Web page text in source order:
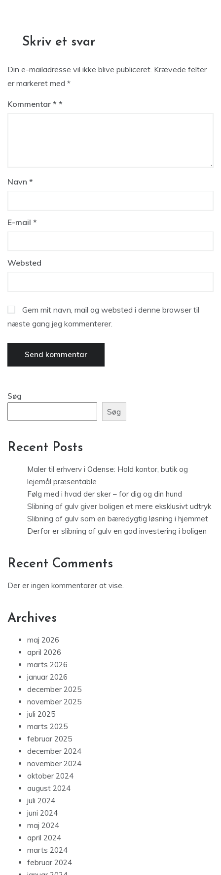
Skriv et svar
Din e-mailadresse vil ikke blive publiceret. Krævede felter
er markeret med *
Kommentar *
Navn *
E-mail *
Websted
Gem mit navn, mail og websted i denne browser til
næste gang jeg kommenterer.
Søg
Søg
Recent Posts
Maler til erhverv i Odense: Hold kontor, butik og
lejemål præsentable
Følg med i hvad der sker – for dig og din hund
Slibning af gulv giver boligen et mere eksklusivt udtryk
Slibning af gulv som en bæredygtig løsning i hjemmet
Derfor er slibning af gulv en god investering i boligen
Recent Comments
Der er ingen kommentarer at vise.
Archives
maj 2026
april 2026
marts 2026
januar 2026
december 2025
november 2025
juli 2025
marts 2025
februar 2025
december 2024
november 2024
oktober 2024
august 2024
juli 2024
juni 2024
maj 2024
april 2024
marts 2024
februar 2024